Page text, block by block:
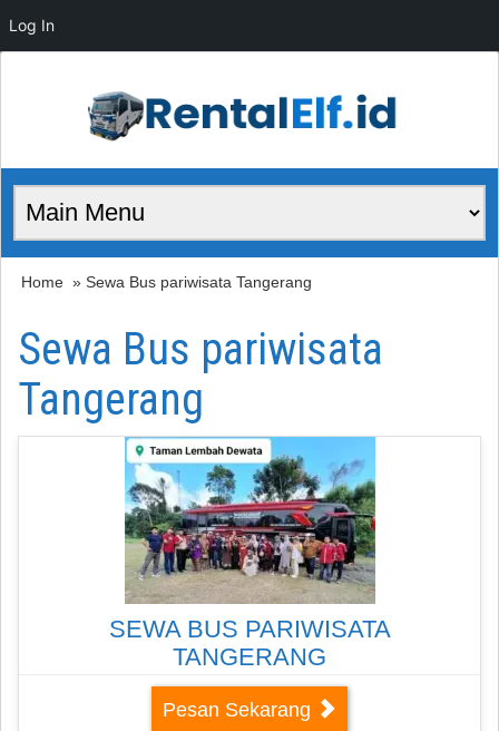
Home » Sewa Bus pariwisata Tangerang
Sewa Bus pariwisata
Tangerang
SEWA BUS PARIWISATA
TANGERANG
Pesan Sekarang
Log In